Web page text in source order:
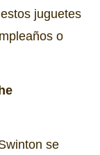
juguetes
o
se